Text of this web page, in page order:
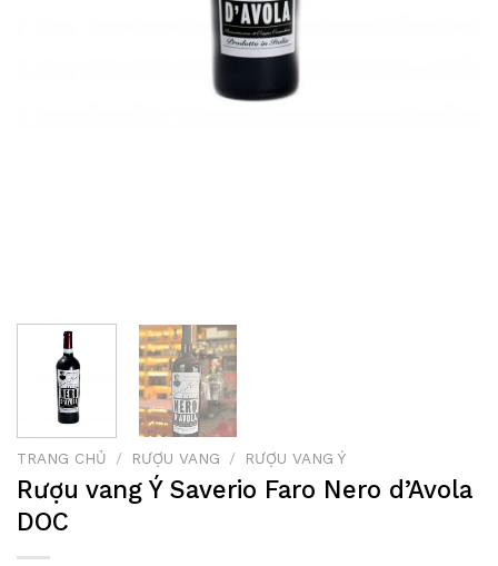
TRANG CHỦ / RƯỢU VANG / RƯỢU VANG Ý
Rượu vang Ý Saverio Faro Nero d’Avola
DOC